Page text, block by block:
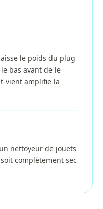
le poids du plug
bas avant de le
vient amplifie la
nettoyeur de jouets
complètement sec